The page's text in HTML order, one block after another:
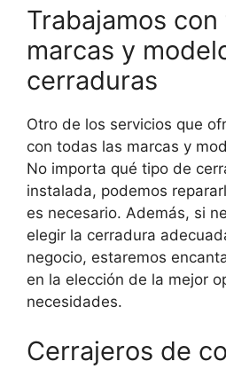
Trabajamos
marcas y
cerraduras
Otro de los servicios que
con todas las marcas y
No importa qué tipo de
instalada, podemos
es necesario. Además, si
elegir la cerradura
negocio, estaremos
en la elección de la mejor
necesidades.
Cerrajeros de